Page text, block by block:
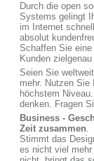
Durch die open
Systems gelingt
im Internet
absolut
Schaffen Sie
Kunden
Seien Sie
mehr. Nutzen Sie
höchstem
denken. Fragen
Business -
Zeit zusammen.
Stimmt das
es nicht viel